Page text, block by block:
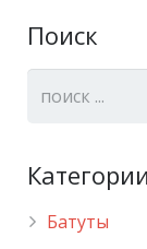
Поиск
Батуты